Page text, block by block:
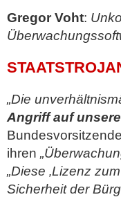
Gregor Voht:
„Die
Angriff auf
ihren
„Diese ‚Lizenz
Sicherheit der